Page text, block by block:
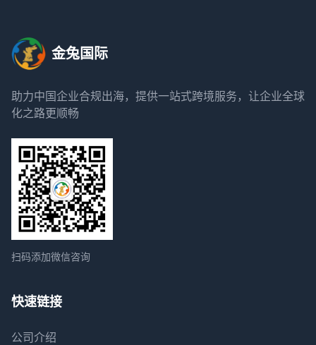
金兔国际
助力中国企业合规出海，提供一站式跨境服务，让企业全球
化之路更顺畅
扫码添加微信咨询
快速链接
公司介绍